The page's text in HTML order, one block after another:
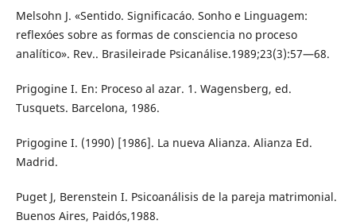
Melsohn J. «Sentido. Significacáo. Sonho e Linguagem:
reflexóes sobre as formas de consciencia no proceso
analítico». Rev.. Brasileirade Psicanálise.1989;23(3):57—68.
Prigogine I. En: Proceso al azar. 1. Wagensberg, ed.
Tusquets. Barcelona, 1986.
Prigogine I. (1990) [1986]. La nueva Alianza. Alianza Ed.
Madrid.
Puget J, Berenstein I. Psicoanálisis de la pareja matrimonial.
Buenos Aires, Paidós,1988.